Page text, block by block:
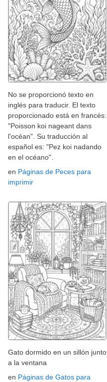
No se proporcionó texto en
inglés para traducir. El texto
proporcionado está en francés:
"Poisson koi nageant dans
l'océan". Su traducción al
español es: "Pez koi nadando
en el océano".
en Páginas de Peces para
imprimir
Gato dormido en un sillón junto
a la ventana
en Páginas de Gatos para